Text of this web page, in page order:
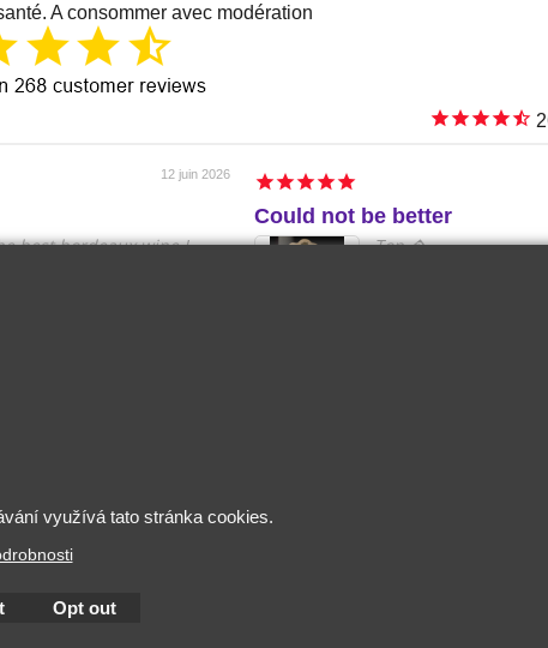
A consommer avec modération
12 juin 2026
best bordeaux wine I
Could not be better
Top �
využívá tato stránka cookies.
Opt out